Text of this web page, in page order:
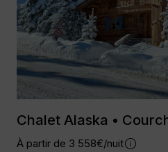
Chalet Alaska •
À partir de 3 558€/nuit